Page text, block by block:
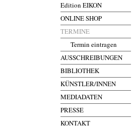
Edition EIKON
ONLINE SHOP
TERMINE
Termin eintragen
AUSSCHREIBUNGEN
BIBLIOTHEK
KÜNSTLER/INNEN
MEDIADATEN
PRESSE
KONTAKT